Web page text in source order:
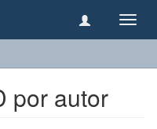
por autor